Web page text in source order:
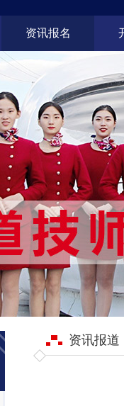
资讯报名
资讯报道